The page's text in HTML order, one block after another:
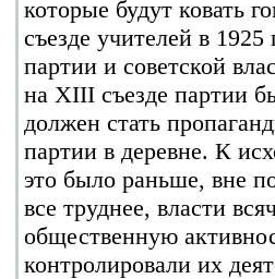
которые будут ковать
съезде учителей в
партии и советской
на XIII съезде партии
должен стать
партии в деревне. К
это было раньше, вне
все труднее, власти
общественную
контролировали их